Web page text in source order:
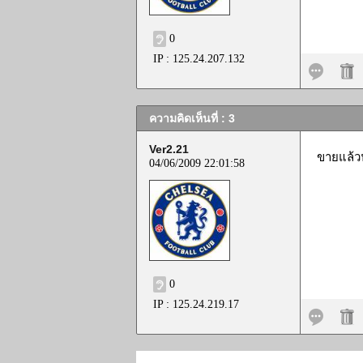
0
IP : 125.24.207.132
ความคิดเห็นที่ : 3
Ver2.21
04/06/2009 22:01:58
0
IP : 125.24.219.17
ขายแล้